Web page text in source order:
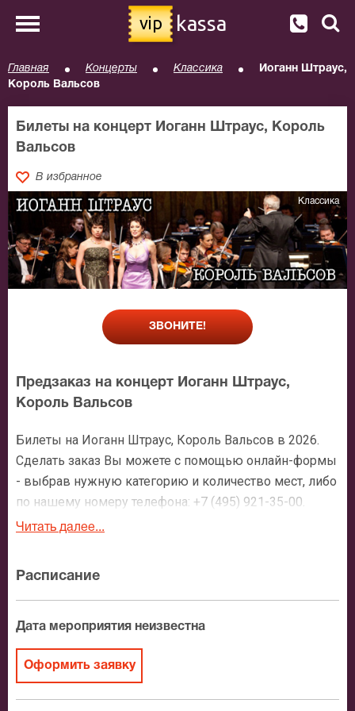
vip kassa
Главная Концерты Классика
Иоганн Штраус,
Король Вальсов
Билеты на концерт Иоганн Штраус, Король
Вальсов
В избранное
Классика
ЗВОНИТЕ!
Предзаказ на концерт Иоганн Штраус,
Король Вальсов
Билеты на Иоганн Штраус, Король Вальсов в 2026.
Сделать заказ Вы можете с помощью онлайн-формы
- выбрав нужную категорию и количество мест, либо
по нашему номеру телефона: +7 (495) 921-35-00.
После оформления заявки с Вами свяжется
зрительном зале, о том как заказать билет и утвердит
адрес доставки.
Король Вальсов
После бронирования билетов, ожидайте доставку по
Читать далее...
Расписание
Дата мероприятия неизвестна
Оформить заявку